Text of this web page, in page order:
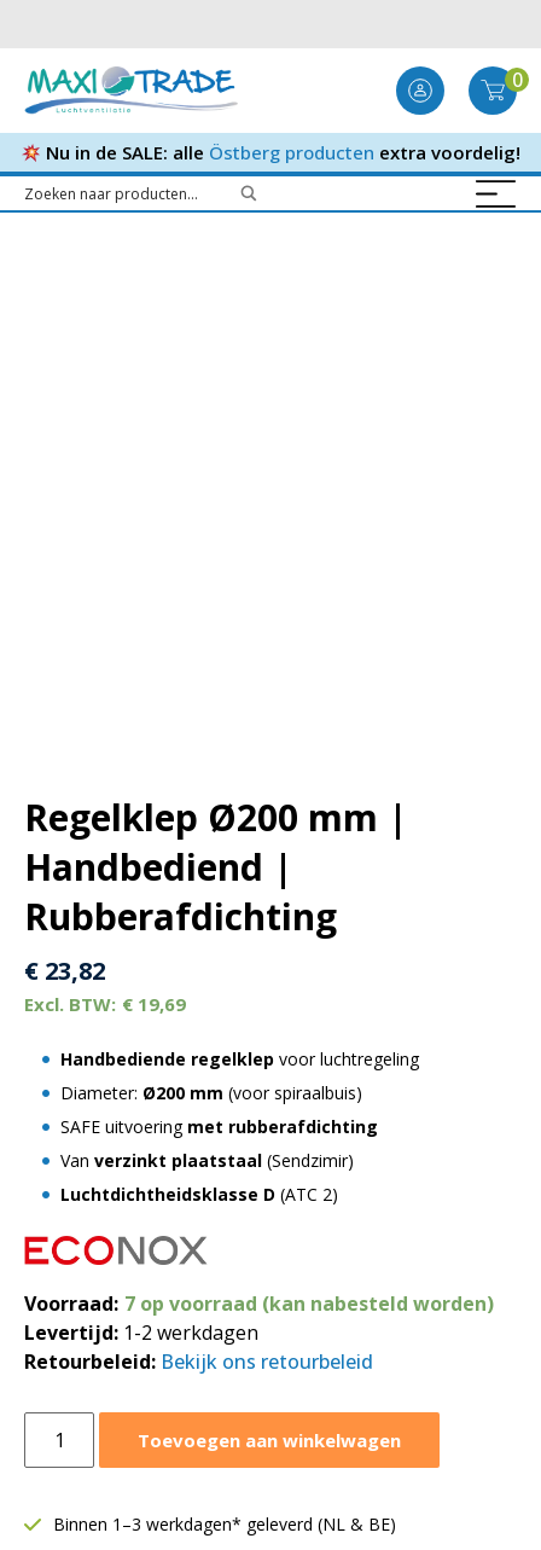
0
Nu in de SALE: alle Östberg producten extra voordelig!
Regelklep Ø200 mm |
Handbediend |
Rubberafdichting
€ 23,82
€ 19,69
Handbediende regelklep voor luchtregeling
Diameter: Ø200 mm (voor spiraalbuis)
SAFE uitvoering met rubberafdichting
Van verzinkt plaatstaal (Sendzimir)
Luchtdichtheidsklasse D (ATC 2)
Voorraad: 7 op voorraad (kan nabesteld worden)
Levertijd: 1-2 werkdagen
Retourbeleid: Bekijk ons retourbeleid
Ø200
Toevoegen aan winkelwagen
Binnen 1–3 werkdagen* geleverd (NL & BE)